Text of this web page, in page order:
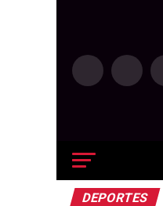
DEPORTES